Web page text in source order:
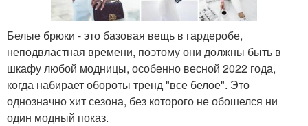
Белые брюки - это базовая вещь в гардеробе,
неподвластная времени, поэтому они должны быть в
шкафу любой модницы, особенно весной 2022 года,
когда набирает обороты тренд "все белое". Это
однозначно хит сезона, без которого не обошелся ни
один модный показ.